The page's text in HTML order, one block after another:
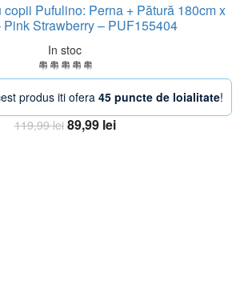
Pufulino: Perna + Pătură 180cm x
Pink Strawberry – PUF155404
In stoc
produs iti ofera 45 puncte de loialitate!
119,99lei Prețul
89,99 leiPrețul